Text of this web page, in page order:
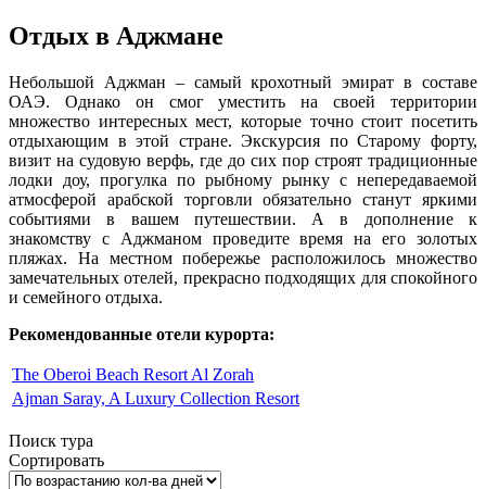
Отдых в Аджмане
Небольшой Аджман – самый крохотный эмират в составе
ОАЭ. Однако он смог уместить на своей территории
множество интересных мест, которые точно стоит посетить
отдыхающим в этой стране. Экскурсия по Старому форту,
визит на судовую верфь, где до сих пор строят традиционные
лодки доу, прогулка по рыбному рынку с непередаваемой
атмосферой арабской торговли обязательно станут яркими
событиями в вашем путешествии. А в дополнение к
знакомству с Аджманом проведите время на его золотых
пляжах. На местном побережье расположилось множество
замечательных отелей, прекрасно подходящих для спокойного
и семейного отдыха.
Рекомендованные отели курорта:
The Oberoi Beach Resort Al Zorah
Ajman Saray, A Luxury Collection Resort
Поиск тура
Сортировать